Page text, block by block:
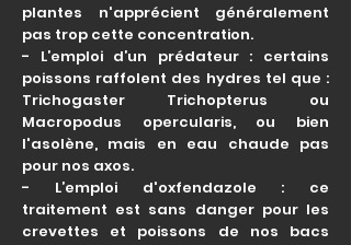
plantes n'apprécient généralement
pas trop cette concentration.
- L’emploi d’un prédateur : certains
poissons raffolent des hydres tel que :
Trichogaster Trichopterus ou
Macropodus opercularis, ou bien
l'asolène, mais en eau chaude pas
pour nos axos.
- L’emploi d'oxfendazole : ce
traitement est sans danger pour les
crevettes et poissons de nos bacs